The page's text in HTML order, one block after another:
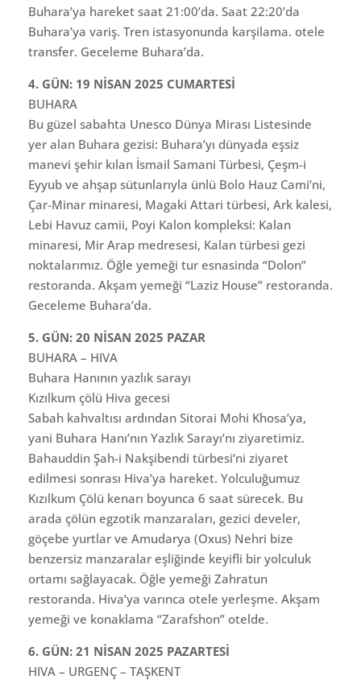
Buhara’ya hareket saat 21:00’da. Saat 22:20’da
Buhara’ya variş. Tren istasyonunda karşilama. otele
transfer. Geceleme Buhara’da.
4. GÜN: 19 NİSAN 2025 CUMARTESİ
BUHARA
Bu güzel sabahta Unesco Dünya Mirası Listesinde
yer alan Buhara gezisi: Buhara’yı dünyada eşsiz
manevi şehir kılan İsmail Samani Türbesi, Çeşm-i
Eyyub ve ahşap sütunlarıyla ünlü Bolo Hauz Cami’ni,
Çar-Minar minaresi, Magaki Attari türbesi, Ark kalesi,
Lebi Havuz camii, Poyi Kalon kompleksi: Kalan
minaresi, Mir Arap medresesi, Kalan türbesi gezi
noktalarımız. Öğle yemeği tur esnasinda “Dolon”
restoranda. Akşam yemeği “Laziz House” restoranda.
Geceleme Buhara’da.
5. GÜN: 20 NİSAN 2025 PAZAR
BUHARA – HIVA
Buhara Hanının yazlık sarayı
Kızılkum çölü Hiva gecesi
Sabah kahvaltısı ardından Sitorai Mohi Khosa’ya,
yani Buhara Hanı’nın Yazlık Sarayı’nı ziyaretimiz.
Bahauddin Şah-i Nakşibendi türbesi’ni ziyaret
edilmesi sonrası Hiva’ya hareket. Yolculuğumuz
Kızılkum Çölü kenarı boyunca 6 saat sürecek. Bu
arada çölün egzotik manzaraları, gezici develer,
göçebe yurtlar ve Amudarya (Oxus) Nehri bize
benzersiz manzaralar eşliğinde keyifli bir yolculuk
ortamı sağlayacak. Öğle yemeği Zahratun
restoranda. Hiva’ya varınca otele yerleşme. Akşam
yemeği ve konaklama “Zarafshon” otelde.
6. GÜN: 21 NİSAN 2025 PAZARTESİ
HIVA – URGENÇ – TAŞKENT